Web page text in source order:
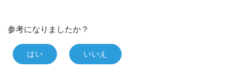
参考になりましたか？
はい いいえ